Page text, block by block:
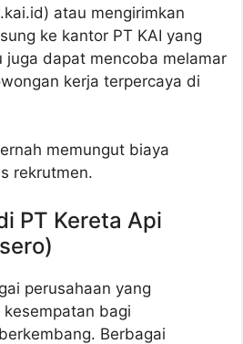
atau mengirimkan
ke kantor PT KAI yang
juga dapat mencoba melamar
kerja terpercaya di
memungut biaya
rekrutmen.
PT Kereta Api
perusahaan yang
bagi
Berbagai